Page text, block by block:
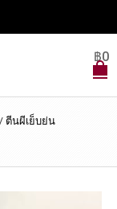
฿0
/ ตีนผีเย็บย่น